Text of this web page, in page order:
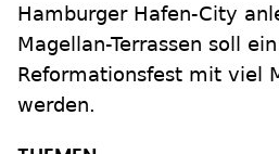
Hamburger Hafen-City
Magellan-Terrassen soll
Reformationsfest mit viel
werden.